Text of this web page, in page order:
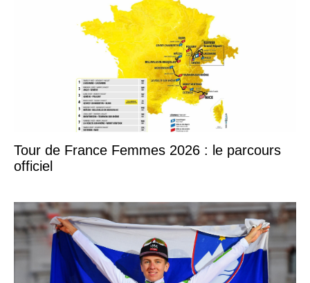
Tour de France Femmes 2026 : le parcours
officiel